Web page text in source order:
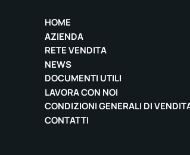
HOME
AZIENDA
RETE VENDITA
NEWS
DOCUMENTI UTILI
LAVORA CON NOI
CONDIZIONI GENERALI DI
CONTATTI